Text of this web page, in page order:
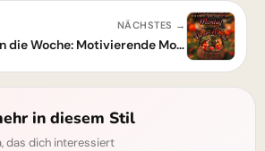
NÄCHSTES →
Startet glücklich in die Woche: Motivierende Montagsgrüße mit Herz
in diesem Stil
das dich interessiert